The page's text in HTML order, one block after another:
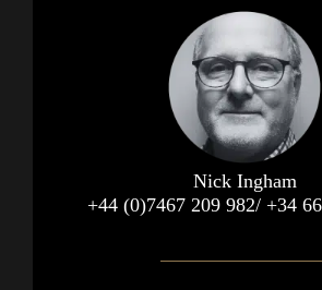
Nick Ingham
+44 (0)7467 209 982/ +34